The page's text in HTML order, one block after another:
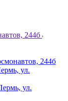
244б
244б
ул.
ул.